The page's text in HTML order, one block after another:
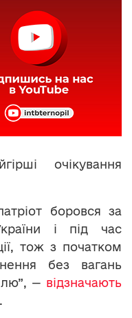
очікування
боровся за
і під час
тож з початком
без вагань
— відзначають